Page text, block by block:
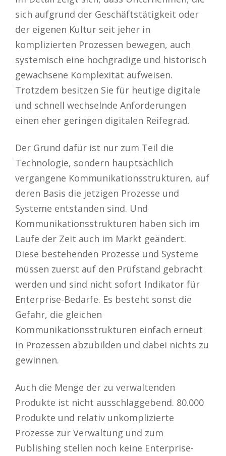
sich aufgrund der Geschäftstätigkeit oder
der eigenen Kultur seit jeher in
komplizierten Prozessen bewegen, auch
systemisch eine hochgradige und historisch
gewachsene Komplexität aufweisen.
Trotzdem besitzen Sie für heutige digitale
und schnell wechselnde Anforderungen
einen eher geringen digitalen Reifegrad.
Der Grund dafür ist nur zum Teil die
Technologie, sondern hauptsächlich
vergangene Kommunikationsstrukturen, auf
deren Basis die jetzigen Prozesse und
Systeme entstanden sind. Und
Kommunikationsstrukturen haben sich im
Laufe der Zeit auch im Markt geändert.
Diese bestehenden Prozesse und Systeme
müssen zuerst auf den Prüfstand gebracht
werden und sind nicht sofort Indikator für
Enterprise-Bedarfe. Es besteht sonst die
Gefahr, die gleichen
Kommunikationsstrukturen einfach erneut
in Prozessen abzubilden und dabei nichts zu
gewinnen.
Auch die Menge der zu verwaltenden
Produkte ist nicht ausschlaggebend. 80.000
Produkte und relativ unkomplizierte
Prozesse zur Verwaltung und zum
Publishing stellen noch keine Enterprise-